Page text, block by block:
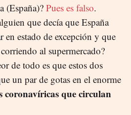
(España)? Pues es falso.
que decía que España
en estado de excepción y que
al supermercado?
de todo es que estos dos
un par de gotas en el enorme
coronavíricas que circulan